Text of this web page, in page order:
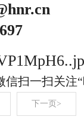
信扫一扫关注
下一页>